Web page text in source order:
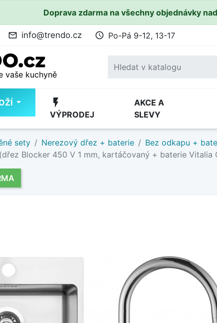
Doprava zdarma na všechny objednávky
mail_outline info@trendo.cz access_time Po-Pá 9-12, 13-17
vaše kuchyně
flash_on
VÝPRODEJ
AKCE A
SLEVY
sety Nerezový dřez + baterie
Bez odkapu +
Blocker 450 V 1 mm, kartáčovaný + baterie Vitalia